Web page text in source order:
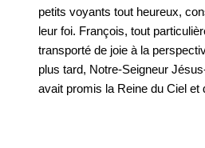
petits voyants tout heureux,
leur foi. François, tout
transporté de joie à la
plus tard, Notre-Seigneur
avait promis la Reine du Ciel et